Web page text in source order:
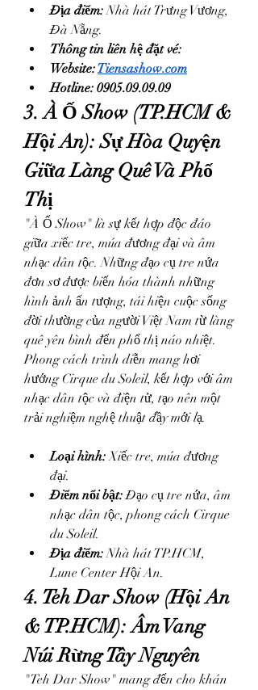
Địa điểm: Nhà hát Trưng Vương,
Đà Nẵng.
Thông tin liên hệ đặt vé:
Website: Tiensashow.com
Hotline: 0905.09.09.09
3. À Ố Show (TP.HCM &
Hội An): Sự Hòa Quyện
Giữa Làng Quê Và Phố
Thị
"À Ố Show" là sự kết hợp độc đáo
giữa xiếc tre, múa đương đại và âm
nhạc dân tộc. Những đạo cụ tre nứa
đơn sơ được biến hóa thành những
hình ảnh ấn tượng, tái hiện cuộc sống
đời thường của người Việt Nam từ làng
quê yên bình đến phố thị náo nhiệt.
Phong cách trình diễn mang hơi
hướng Cirque du Soleil, kết hợp với âm
nhạc dân tộc và điện tử, tạo nên một
trải nghiệm nghệ thuật đầy mới lạ.
Loại hình: Xiếc tre, múa đương
đại.
Điểm nổi bật: Đạo cụ tre nứa, âm
nhạc dân tộc, phong cách Cirque
du Soleil.
Địa điểm: Nhà hát TP.HCM,
Lune Center Hội An.
4. Teh Dar Show (Hội An
& TP.HCM): Âm Vang
Núi Rừng Tây Nguyên
"Teh Dar Show" mang đến cho khán